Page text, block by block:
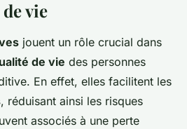
vie
jouent un rôle crucial dans
de vie des personnes
En effet, elles facilitent les
, réduisant ainsi les risques
associés à une perte